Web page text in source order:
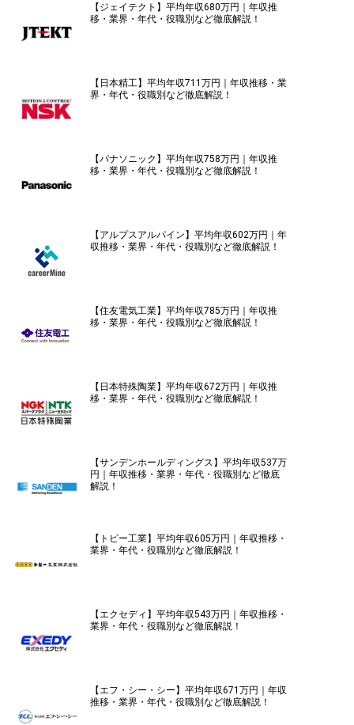
【ジェイテクト】平均年収680万円｜年収推
移・業界・年代・役職別など徹底解説！
【日本精工】平均年収711万円｜年収推移・業
界・年代・役職別など徹底解説！
【パナソニック】平均年収758万円｜年収推
移・業界・年代・役職別など徹底解説！
【アルプスアルパイン】平均年収602万円｜年
収推移・業界・年代・役職別など徹底解説！
【住友電気工業】平均年収785万円｜年収推
移・業界・年代・役職別など徹底解説！
【日本特殊陶業】平均年収672万円｜年収推
移・業界・年代・役職別など徹底解説！
【サンデンホールディングス】平均年収537万
円｜年収推移・業界・年代・役職別など徹底
解説！
【トピー工業】平均年収605万円｜年収推移・
業界・年代・役職別など徹底解説！
【エクセディ】平均年収543万円｜年収推移・
業界・年代・役職別など徹底解説！
【エフ・シー・シー】平均年収671万円｜年収
推移・業界・年代・役職別など徹底解説！